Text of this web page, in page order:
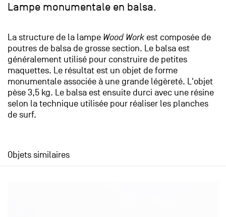
Lampe monumentale en balsa.
La structure de la lampe Wood Work est composée de
poutres de balsa de grosse section. Le balsa est
généralement utilisé pour construire de petites
maquettes. Le résultat est un objet de forme
monumentale associée à une grande légèreté. L'objet
pèse 3,5 kg. Le balsa est ensuite durci avec une résine
selon la technique utilisée pour réaliser les planches
de surf.
Objets similaires